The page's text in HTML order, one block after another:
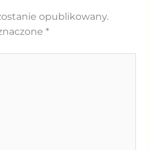
opublikowany.
*